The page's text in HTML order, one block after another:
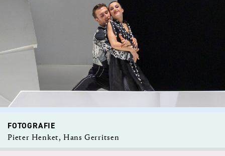
FOTOGRAFIE
Pieter Henket, Hans Gerritsen